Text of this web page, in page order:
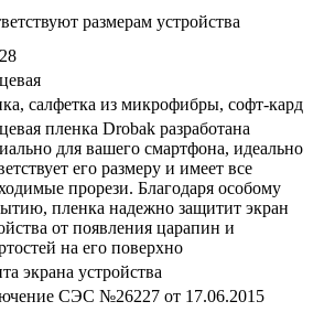
размерам устройства
салфетка из микрофибры, софт-кард
пленка Drobak разработана
для вашего смартфона, идеально
его размеру и имеет все
прорези. Благодаря особому
пленка надежно защитит экран
от появления царапин и
на его поверхно
экрана устройства
СЭС №26227 от 17.06.2015